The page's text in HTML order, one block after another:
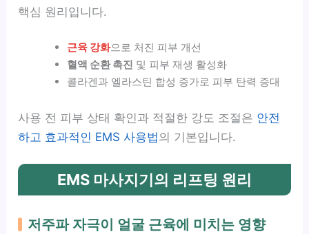
핵심 원리입니다.
근육 강화으로 처진 피부 개선
혈액 순환 촉진 및 피부 재생 활성화
콜라겐과 엘라스틴 합성 증가로 피부 탄력 증대
사용 전 피부 상태 확인과 적절한 강도 조절은 안전
하고 효과적인 EMS 사용법의 기본입니다.
EMS 마사지기의 리프팅 원리
저주파 자극이 얼굴 근육에 미치는 영향